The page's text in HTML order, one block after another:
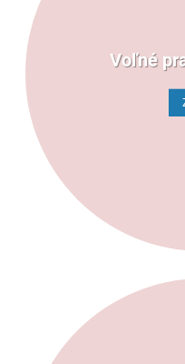
Voľné